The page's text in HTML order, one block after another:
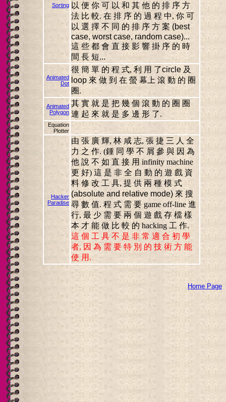
Sorting 以 便 你 可 以 和 其 他 的 排 序 方
法 比 較. 在 排 序 的 過 程 中, 你 可
以 選 擇 不 同 的 排 序 方 案 (best
case, worst case, random case)...
這 些 都 會 直 接 影 響 掛 序 的 時
間 長 短...
Animated
Dot
很 簡 單 的 程 式, 利 用 了circle 及
loop 來 做 到 在 螢 幕上 滾 動 的 圈
圈.
Animated
Polygon
其 實 就 是 把 幾 個 滾 動 的 圈 圈
連 起 來 就 是 多 邊 形 了.
Equation
Plotter
Hacker
Paradise
由 張 廣 輝, 林 咸 志, 張 捷 三 人 全
力 之 作. (鍾 同 學 不 屑 參 與 因 為
他 說 不 如 直 接 用 infinity machine
更 好) 這 是 非 全 自 動 的 遊 戲 資
料 修 改 工 具, 提 供 兩 種 模 式
(absolute and relative mode)來 搜
尋 數 值. 程 式 需 要 game off-line 進
行, 最 少 需 要 兩 個 遊 戲 存 檔 樣
本 才 能 做 比 較 的 hacking 工 作.
這 個 工 具 不 是 非 常 適 合 初 學
者, 因 為 需 要 特 別 的 技 術 方 能
使 用.
Home Page